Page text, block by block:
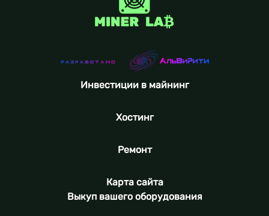
Инвестиции в майнинг
Хостинг
Ремонт
Карта сайта
Выкуп вашего оборудования